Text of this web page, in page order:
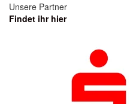
Unsere Partner
Findet ihr hier